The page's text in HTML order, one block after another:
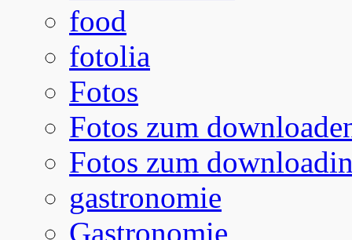
food
fotolia
Fotos
Fotos zum
Fotos zum
gastronomie
Gastronomie